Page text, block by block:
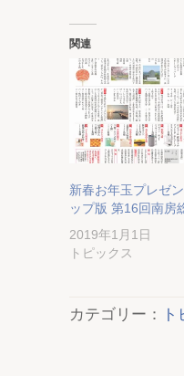
関連
新春お年玉プレゼ
ップ版 第16回南房
2019年1月1日
トピックス
カテゴリー：